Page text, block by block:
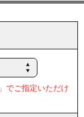
でご指定いただけ